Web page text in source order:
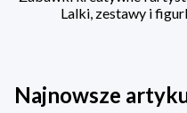
Lalki, zestawy i
Najnowsze